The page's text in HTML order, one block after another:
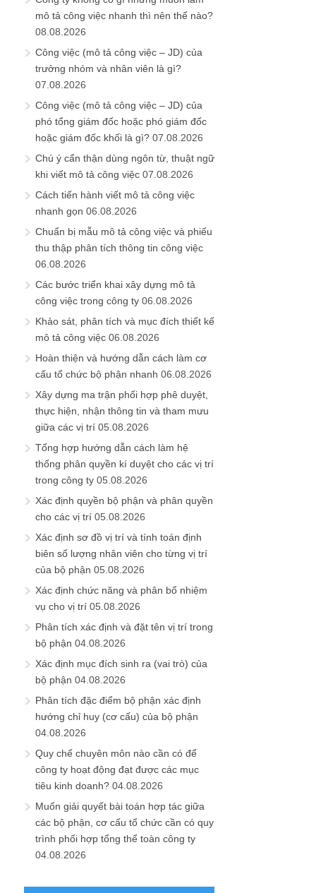
mô tả công việc nhanh thì nên thế nào?
08.08.2026
Công việc (mô tả công việc – JD) của
trưởng nhóm và nhân viên là gì?
07.08.2026
Công việc (mô tả công việc – JD) của
phó tổng giám đốc hoặc phó giám đốc
hoặc giám đốc khối là gì? 07.08.2026
Chú ý cẩn thận dùng ngôn từ, thuật ngữ
khi viết mô tả công việc 07.08.2026
Cách tiến hành viết mô tả công việc
nhanh gọn 06.08.2026
Chuẩn bị mẫu mô tả công việc và phiếu
thu thập phân tích thông tin công việc
06.08.2026
Các bước triển khai xây dựng mô tả
công việc trong công ty 06.08.2026
Khảo sát, phân tích và mục đích thiết kế
mô tả công việc 06.08.2026
Hoàn thiện và hướng dẫn cách làm cơ
cấu tổ chức bộ phận nhanh 06.08.2026
Xây dựng ma trận phối hợp phê duyệt,
thực hiện, nhận thông tin và tham mưu
giữa các vị trí 05.08.2026
Tổng hợp hướng dẫn cách làm hệ
thống phân quyền kí duyệt cho các vị trí
trong công ty 05.08.2026
Xác định quyền bộ phận và phân quyền
cho các vị trí 05.08.2026
Xác định sơ đồ vị trí và tính toán định
biên số lượng nhân viên cho từng vị trí
của bộ phận 05.08.2026
Xác định chức năng và phân bổ nhiệm
vụ cho vị trí 05.08.2026
Phân tích xác định và đặt tên vị trí trong
bộ phận 04.08.2026
Xác định mục đích sinh ra (vai trò) của
bộ phận 04.08.2026
Phân tích đặc điểm bộ phận xác định
hướng chỉ huy (cơ cấu) của bộ phận
04.08.2026
Quy chế chuyên môn nào cần có để
công ty hoạt động đạt được các mục
tiêu kinh doanh? 04.08.2026
Muốn giải quyết bài toán hợp tác giữa
các bộ phận, cơ cấu tổ chức cần có quy
trình phối hợp tổng thể toàn công ty
04.08.2026